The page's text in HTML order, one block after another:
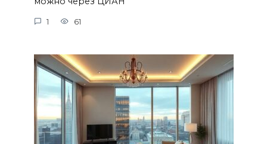
1 61